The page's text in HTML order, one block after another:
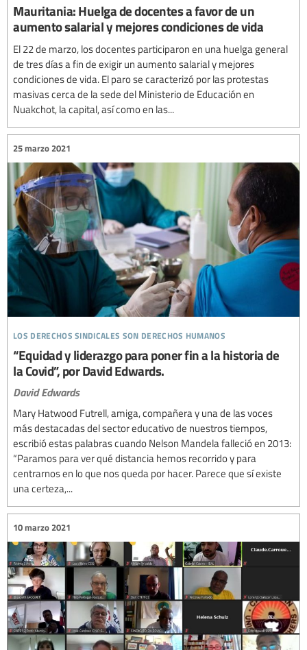
Mauritania: Huelga de docentes a favor de un
aumento salarial y mejores condiciones de vida
El 22 de marzo, los docentes participaron en una huelga general
de tres días a fin de exigir un aumento salarial y mejores
condiciones de vida. El paro se caracterizó por las protestas
masivas cerca de la sede del Ministerio de Educación en
Nuakchot, la capital, así como en las...
los derechos sindicales son derechos humanos
25 marzo 2021
“Equidad y liderazgo para poner fin a la historia de
la Covid”, por David Edwards.
David Edwards
Mary Hatwood Futrell, amiga, compañera y una de las voces
más destacadas del sector educativo de nuestros tiempos,
escribió estas palabras cuando Nelson Mandela falleció en 2013:
“Paramos para ver qué distancia hemos recorrido y para
centrarnos en lo que nos queda por hacer. Parece que sí existe
una certeza,...
10 marzo 2021